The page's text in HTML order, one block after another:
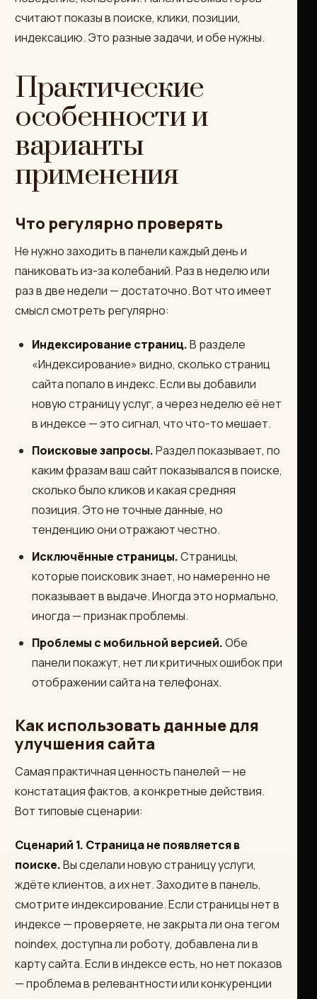
считают показы в поиске, клики, позиции,
индексацию. Это разные задачи, и обе нужны.
Практические
особенности и
варианты
применения
Что регулярно проверять
Не нужно заходить в панели каждый день и
паниковать из-за колебаний. Раз в неделю или
раз в две недели — достаточно. Вот что имеет
смысл смотреть регулярно:
Индексирование страниц.В разделе
«Индексирование» видно, сколько страниц
сайта попало в индекс. Если вы добавили
новую страницу услуг, а через неделю её нет
в индексе — это сигнал, что что-то мешает.
Поисковые запросы.Раздел показывает, по
каким фразам ваш сайт показывался в поиске,
сколько было кликов и какая средняя
позиция. Это не точные данные, но
тенденцию они отражают честно.
Исключённые страницы.Страницы,
которые поисковик знает, но намеренно не
показывает в выдаче. Иногда это нормально,
иногда — признак проблемы.
Проблемы с мобильной версией.Обе
панели покажут, нет ли критичных ошибок при
отображении сайта на телефонах.
Как использовать данные для
улучшения сайта
Самая практичная ценность панелей — не
констатация фактов, а конкретные действия.
Вот типовые сценарии:
Сценарий 1. Страница не появляется в
поиске.Вы сделали новую страницу услуги,
ждёте клиентов, а их нет. Заходите в панель,
смотрите индексирование. Если страницы нет в
индексе — проверяете, не закрыта ли она тегом
noindex, доступна ли роботу, добавлена ли в
карту сайта. Если в индексе есть, но нет показов
— проблема в релевантности или конкуренции